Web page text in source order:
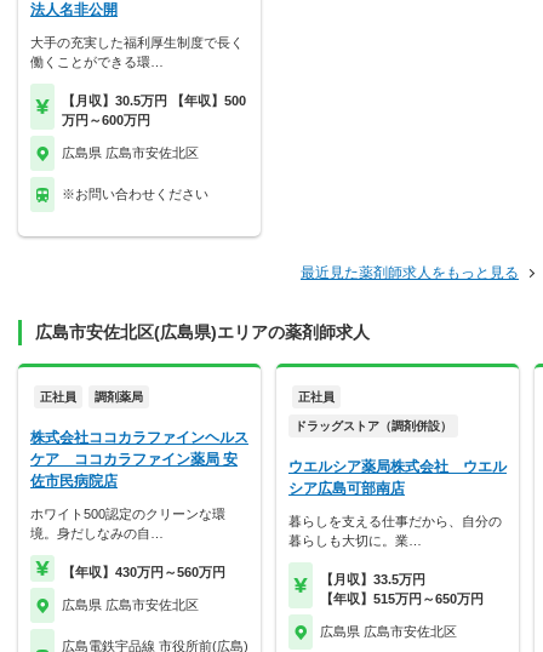
法人名非公開
大手の充実した福利厚生制度で長く
働くことができる環…
【月収】30.5万円 【年収】500
万円～600万円
広島県 広島市安佐北区
※お問い合わせください
最近見た薬剤師求人をもっと見る
広島市安佐北区(広島県)エリアの薬剤師求人
正社員 調剤薬局
株式会社ココカラファインヘルス
ケア ココカラファイン薬局 安
佐市民病院店
ホワイト500認定のクリーンな環
境。身だしなみの自…
【年収】430万円～560万円
広島県 広島市安佐北区
広島電鉄宇品線 市役所前(広島)
正社員
ドラッグストア（調剤併設）
ウエルシア薬局株式会社 ウエル
シア広島可部南店
暮らしを支える仕事だから、自分の
暮らしも大切に。業…
【月収】33.5万円
【年収】515万円～650万円
広島県 広島市安佐北区